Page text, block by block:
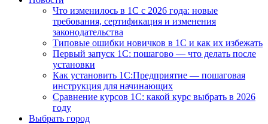
Что изменилось в 1С с 2026 года: новые
требования, сертификация и изменения
законодательства
Типовые ошибки новичков в 1С и как их избежать
Первый запуск 1С: пошагово — что делать после
установки
Как установить 1С:Предприятие — пошаговая
инструкция для начинающих
Сравнение курсов 1С: какой курс выбрать в 2026
году
Выбрать город